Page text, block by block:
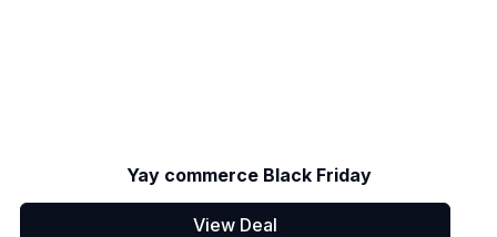
Yay commerce Black Friday
View Deal